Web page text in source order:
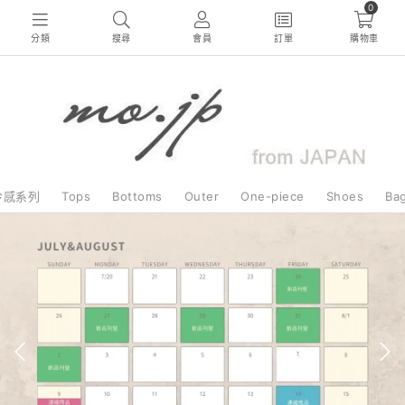
分類 搜尋 會員 訂單
0
購物車
系列 Tops Bottoms Outer One-piece Shoes